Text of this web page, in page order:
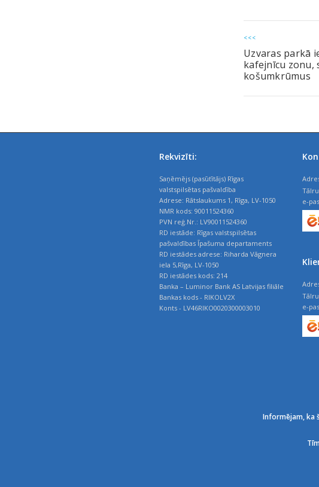
<<<
Uzvaras parkā
kafejnīcu zonu,
košumkrūmus
Rekvizīti:
Saņēmējs (pasūtītājs) Rīgas
valstspilsētas pašvaldība
Adrese: Rātslaukums 1, Rīga, LV-1050
NMR kods: 90011524360
PVN reģ.Nr.: LV90011524360
RD iestāde: Rīgas valstspilsētas
pašvaldības Īpašuma departaments
RD iestādes adrese: Riharda Vāgnera
iela 5,Rīga, LV-1050
RD iestādes kods: 214
Banka – Luminor Bank AS Latvijas filiāle
Bankas kods - RIKOLV2X
Konts - LV46RIKO0020300003010
e-
e-
Informējam, ka